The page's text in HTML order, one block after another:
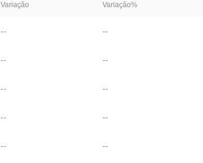
Variação Variação%
-- --
-- --
-- --
-- --
-- --